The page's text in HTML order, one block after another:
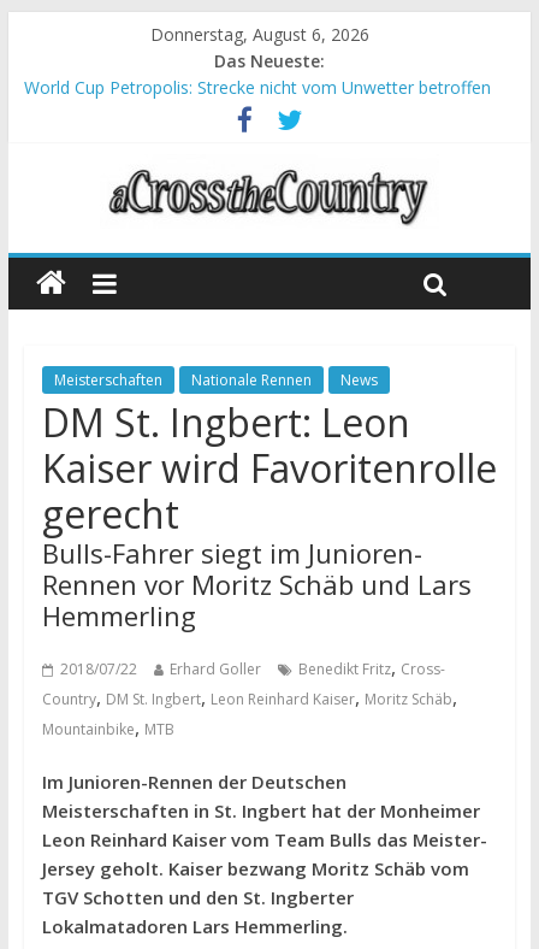
Donnerstag, August 6, 2026
Das Neueste:
World Cup Petropolis: Strecke nicht vom Unwetter betroffen
Krumbach und Obergessertshausen: Mountainbike-Bundesliga
Supercup Massi Banyoles: Siege für Carod und Richards
Halbzeit beim Andalucia Bike Race: Weltmeister Seewald führt
Chelva: Schweizer Doppelsieg beim ersten XCO-Rennen der
Meisterschaften Nationale Rennen News
DM St. Ingbert: Leon
Kaiser wird Favoritenrolle
gerecht
Bulls-Fahrer siegt im Junioren-
Rennen vor Moritz Schäb und Lars
Hemmerling
2018/07/22 Erhard Goller Benedikt Fritz, Cross-
Country, DM St. Ingbert, Leon Reinhard Kaiser, Moritz Schäb,
Mountainbike, MTB
Im Junioren-Rennen der Deutschen
Meisterschaften in St. Ingbert hat der Monheimer
Leon Reinhard Kaiser vom Team Bulls das Meister-
Jersey geholt. Kaiser bezwang Moritz Schäb vom
TGV Schotten und den St. Ingberter
Lokalmatadoren Lars Hemmerling.